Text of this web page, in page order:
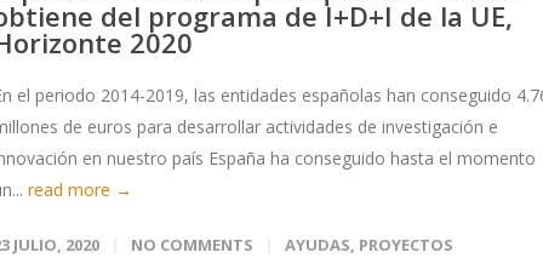
del programa de I+D+I de la UE,
2020
el periodo 2014-2019, las entidades españolas han conseguido
de euros para desarrollar actividades de investigación e
en nuestro país España ha conseguido hasta el momento
read more →
JULIO, 2020 NO COMMENTS AYUDAS, PROYECTOS